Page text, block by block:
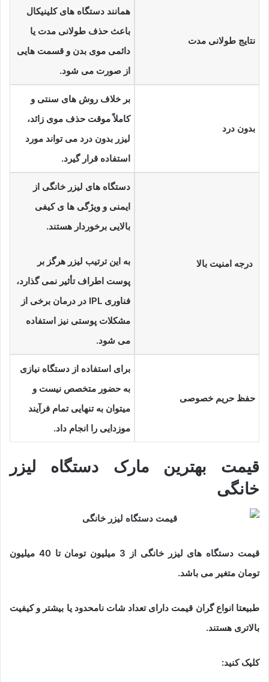
نتایج طولانی مدت
همانند دستگاه های کلینیکال
باعث حذف طولانی مدت یا
دائمی موی بدن و قسمت هایی
از صورت می شود.
بدون درد
بر خلاف روش های سنتی و
کاملاً موقت حذف موی زائد،
لیزر بدون درد می تواند مورد
استفاده قرار گیرد.
درجه امنیت بالا
دستگاه های لیزر خانگی از
ایمنی و ویژگی ها ی کیفی
بالایی برخوردار هستند.
به این ترتیب لیزر هرگز بر
پوست اطراف تأثیر نمی گذارد،
فناوری IPL در درمان برخی از
مشکلات پوستی نیز استفاده
می شود.
حفظ حریم خصوصی
برای استفاده از دستگاه نیازی
به حضور متخصص نیست و
میتوان به تنهایی تمام فرآیند
موزدایی را انجام داد.
قیمت بهترین مارک دستگاه لیزر
خانگی
قیمت دستگاه های لیزر خانگی از 3 میلیون تومان تا 40 میلیون
تومان متغیر می باشد.
طبیعتا انواع گران قیمت دارای تعداد شات نامحدود یا بیشتر و کیفیت
بالاتری هستند.
کلیک کنید: